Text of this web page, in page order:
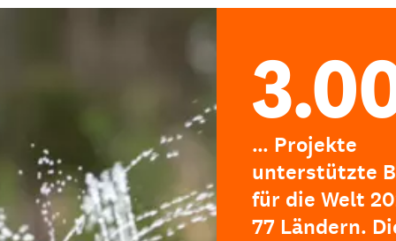
… Projekte
unterstützte
für die Welt
77 Ländern.